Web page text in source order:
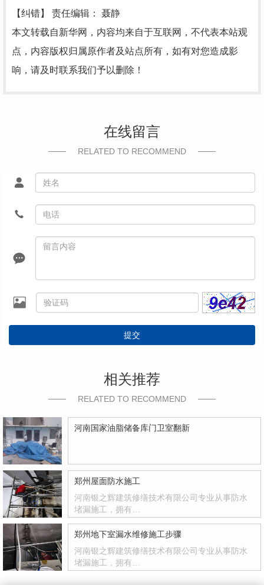
【纠错】 责任编辑： 聂静
本文转载自新华网，内容均来自于互联网，不代表本站观
点，内容版权归属原作者及站点所有，如有对您造成影
响，请及时联系我们予以删除！
在线留言
RELATED TO RECOMMEND
提交
相关推荐
RELATED TO RECOMMEND
河南国家油脂储备库门卫室翻新
郑州屋面防水施工
河南银之辉建筑修缮技术有限公司专业从事防水
堵漏施工，拥有…
郑州地下室漏水维修施工步骤
河南银之辉建筑修缮技术有限公司专业从事防水
堵漏施工，拥有…